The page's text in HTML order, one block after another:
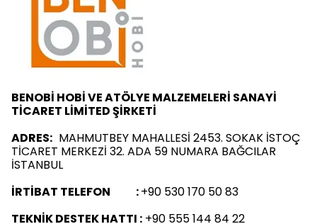
BENOBİ HOBİ VE ATÖLYE MALZEMELERİ SANAYİ
TİCARET LİMİTED ŞİRKETİ
ADRES: MAHMUTBEY MAHALLESİ 2453. SOKAK İSTOÇ
TİCARET MERKEZİ 32. ADA 59 NUMARA BAĞCILAR
İSTANBUL
İRTİBAT TELEFON :+90 530 170 50 83
TEKNİK DESTEK HATTI : +90 555 144 84 22